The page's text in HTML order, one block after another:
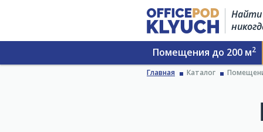
Найти
Помещения до 200 м2
Главная Каталог